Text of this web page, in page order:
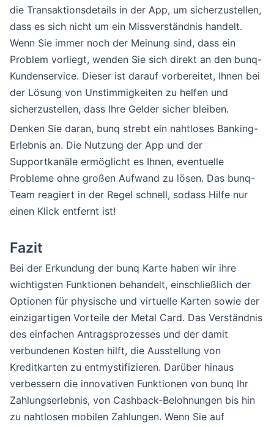
die Transaktionsdetails in der App, um sicherzustellen,
dass es sich nicht um ein Missverständnis handelt.
Wenn Sie immer noch der Meinung sind, dass ein
Problem vorliegt, wenden Sie sich direkt an den bunq-
Kundenservice. Dieser ist darauf vorbereitet, Ihnen bei
der Lösung von Unstimmigkeiten zu helfen und
sicherzustellen, dass Ihre Gelder sicher bleiben.
Denken Sie daran, bunq strebt ein nahtloses Banking-
Erlebnis an. Die Nutzung der App und der
Supportkanäle ermöglicht es Ihnen, eventuelle
Probleme ohne großen Aufwand zu lösen. Das bunq-
Team reagiert in der Regel schnell, sodass Hilfe nur
einen Klick entfernt ist!
Fazit
Bei der Erkundung der bunq Karte haben wir ihre
wichtigsten Funktionen behandelt, einschließlich der
Optionen für physische und virtuelle Karten sowie der
einzigartigen Vorteile der Metal Card. Das Verständnis
des einfachen Antragsprozesses und der damit
verbundenen Kosten hilft, die Ausstellung von
Kreditkarten zu entmystifizieren. Darüber hinaus
verbessern die innovativen Funktionen von bunq Ihr
Zahlungserlebnis, von Cashback-Belohnungen bis hin
zu nahtlosen mobilen Zahlungen. Wenn Sie auf